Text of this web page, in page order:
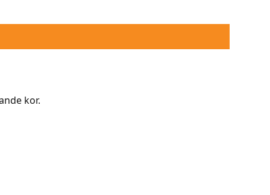
kor.